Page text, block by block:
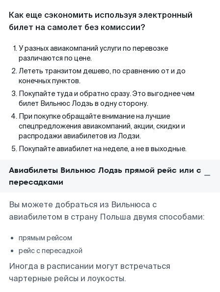
Как еще сэкономить используя электронный
билет на самолет без комиссии?
У разных авиакомпаний услуги по перевозке
различаются по цене.
Лететь транзитом дешево, по сравнению от и до
конечных пунктов.
Покупайте туда и обратно сразу. Это выгоднее чем
билет Вильнюс Лодзь в одну сторону.
При покупке обращайте внимание на лучшие
спецпредложения авиакомпаний, акции, скидки и
распродажи авиабилетов из Лодзи.
Покупайте авиабилет на неделе, а не в выходные.
Авиабилеты Вильнюс Лодзь прямой рейс или с
пересадками
Вы можете добраться из Вильнюса с
авиабилетом в страну Польша двумя способами:
прямым рейсом
рейс с пересадкой
Иногда в расписании могут встречаться
чартерные рейсы и лоукосты.